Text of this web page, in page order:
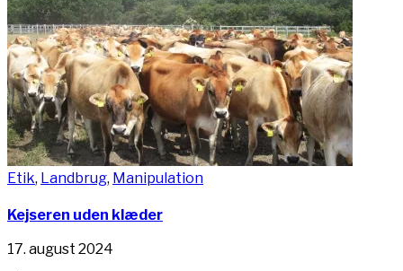
Etik, Landbrug, Manipulation
Kejseren uden klæder
17. august 2024